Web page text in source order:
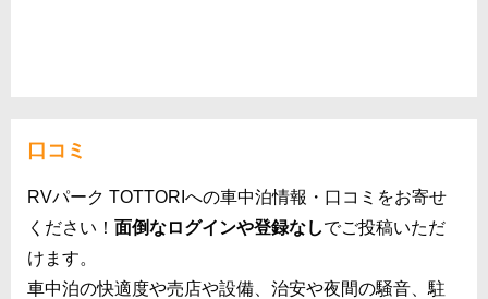
口コミ
RVパーク TOTTORIへの車中泊情報・口コミをお寄せ
ください！ 面倒なログインや登録なしでご投稿いただ
けます。
車中泊の快適度や売店や設備、治安や夜間の騒音、駐